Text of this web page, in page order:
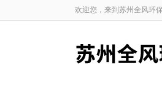
欢迎您，来到苏州全风环